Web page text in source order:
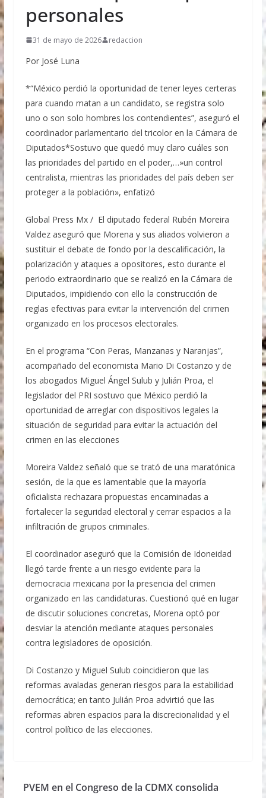
Bajos, con 31 mdd; Guatemala, con 27 mdd;
Puerto Rico, con 20 mdd; Honduras, con 14 mdd;
173 mdd. En el Día Internacional de la Cerveza,
indica que México sostuvo un volumen promedio
últimos cinco años, es decir, pasó de enviar 4 mil
253 millones de litros a 4 mil 285 millones de
litros. Estos resultados reflejan la capacidad
productiva —en particular de las y los
productores mexicanos de cereales malteados
como cebada, trigo y maíz—, la calidad e
inocuidad de la agroindustria mexicana y el
trabajo conjunto con las autoridades federales y
estatales para fortalecer la competitividad y
ampliar la presencia de los productos mexicanos
Agricultura y Desarrollo Rural, encabezada por
Columba Jazmín López Gutiérrez, refrenda su
compromiso de impulsar programas y proyectos
que fortalezcan la productividad, la innovación y
la competitividad de la cadena productiva de
cerveza, por los distintos beneficios a la
economía familiar y nacional
personales
31 de mayo de 2026 redaccion
Por José Luna
*“México perdió la oportunidad de tener leyes certeras
para cuando matan a un candidato, se registra solo
uno o son solo hombres los contendientes”, aseguró el
coordinador parlamentario del tricolor en la Cámara de
Diputados*Sostuvo que quedó muy claro cuáles son
las prioridades del partido en el poder,…»un control
centralista, mientras las prioridades del país deben ser
proteger a la población», enfatizó
Global Press Mx / El diputado federal Rubén Moreira
Valdez aseguró que Morena y sus aliados volvieron a
sustituir el debate de fondo por la descalificación, la
polarización y ataques a opositores, esto durante el
periodo extraordinario que se realizó en la Cámara de
Diputados, impidiendo con ello la construcción de
reglas efectivas para evitar la intervención del crimen
organizado en los procesos electorales.
En el programa “Con Peras, Manzanas y Naranjas”,
acompañado del economista Mario Di Costanzo y de
los abogados Miguel Ángel Sulub y Julián Proa, el
legislador del PRI sostuvo que México perdió la
oportunidad de arreglar con dispositivos legales la
situación de seguridad para evitar la actuación del
crimen en las elecciones
Moreira Valdez señaló que se trató de una maratónica
sesión, de la que es lamentable que la mayoría
oficialista rechazara propuestas encaminadas a
fortalecer la seguridad electoral y cerrar espacios a la
infiltración de grupos criminales.
El coordinador aseguró que la Comisión de Idoneidad
llegó tarde frente a un riesgo evidente para la
democracia mexicana por la presencia del crimen
organizado en las candidaturas. Cuestionó qué en lugar
de discutir soluciones concretas, Morena optó por
desviar la atención mediante ataques personales
contra legisladores de oposición.
Di Costanzo y Miguel Sulub coincidieron que las
reformas avaladas generan riesgos para la estabilidad
democrática; en tanto Julián Proa advirtió que las
reformas abren espacios para la discrecionalidad y el
control político de las elecciones.
PVEM en el Congreso de la CDMX consolida